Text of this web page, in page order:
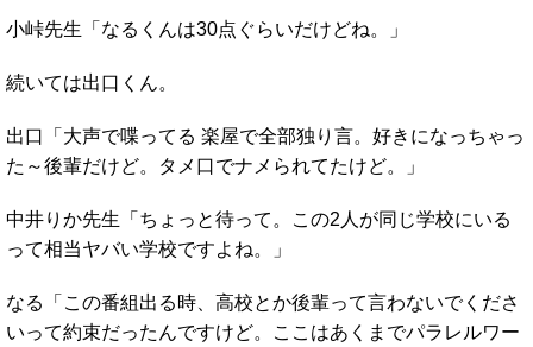
小峠先生「なるくんは30点ぐらいだけどね。」
続いては出口くん。
出口「大声で喋ってる 楽屋で全部独り言。好きになっちゃっ
た～後輩だけど。タメ口でナメられてたけど。」
中井りか先生「ちょっと待って。この2人が同じ学校にいる
って相当ヤバい学校ですよね。」
なる「この番組出る時、高校とか後輩って言わないでくださ
いって約束だったんですけど。ここはあくまでパラレルワー